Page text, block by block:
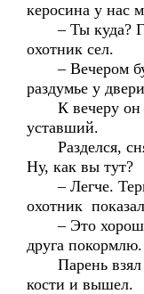
керосина у нас
– Ты куда?
охотник сел.
– Вечером
раздумье у
К вечеру он
уставший.
Разделся,
Ну, как вы тут?
– Легче.
охотник
– Это хорошо.
друга
Парень взял
кости и вышел.